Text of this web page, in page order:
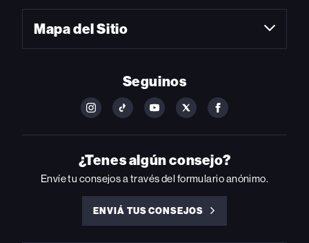
Mapa del Sitio
Seguinos
FOLLOW
ON
INSTAGRAM
FOLLOW
ON
YOUTUBE
FOLLOW
ON
YOUTUBE
FOLLOW
ON
FOLLOW
ON
FACEBOOK
¿Tenes algún consejo?
Envíe tu consejos a través del formulario anónimo.
ENVIÁ TUS CONSEJOS
ENVIÁ